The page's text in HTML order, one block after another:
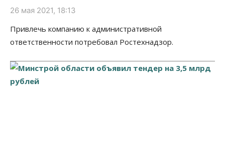
26 мая 2021, 18:13
Привлечь компанию к административной
ответственности потребовал Ростехнадзор.